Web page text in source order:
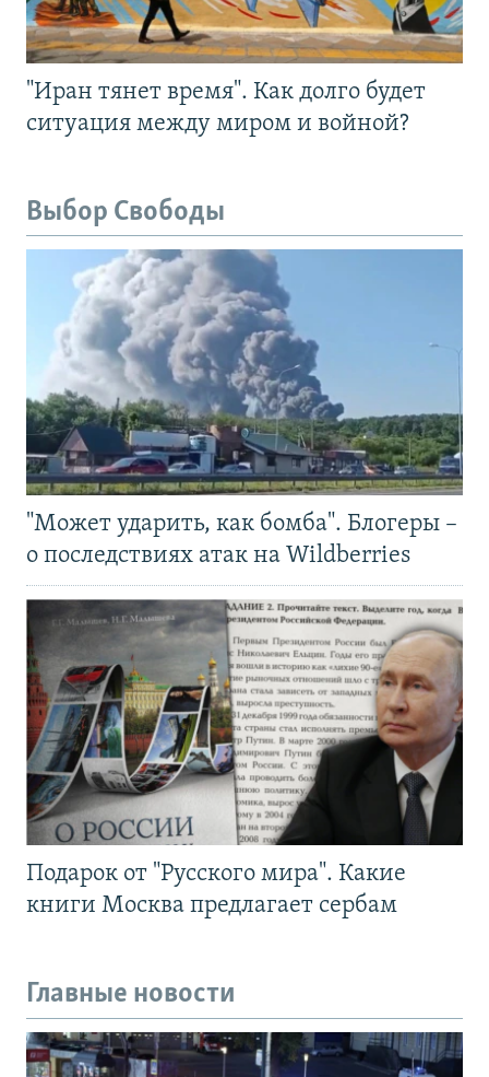
"Иран тянет время". Как долго будет
ситуация между миром и войной?
Выбор Свободы
"Может ударить, как бомба". Блогеры –
о последствиях атак на Wildberries
Подарок от "Русского мира". Какие
книги Москва предлагает сербам
Главные новости